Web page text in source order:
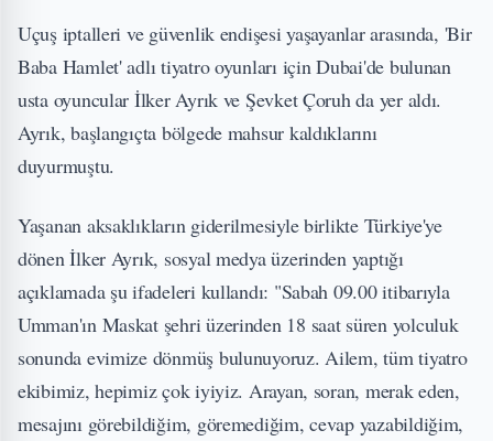
Uçuş iptalleri ve güvenlik endişesi yaşayanlar arasında, 'Bir
Baba Hamlet' adlı tiyatro oyunları için Dubai'de bulunan
usta oyuncular İlker Ayrık ve Şevket Çoruh da yer aldı.
Ayrık, başlangıçta bölgede mahsur kaldıklarını
duyurmuştu.
Yaşanan aksaklıkların giderilmesiyle birlikte Türkiye'ye
dönen İlker Ayrık, sosyal medya üzerinden yaptığı
açıklamada şu ifadeleri kullandı: "Sabah 09.00 itibarıyla
Umman'ın Maskat şehri üzerinden 18 saat süren yolculuk
sonunda evimize dönmüş bulunuyoruz. Ailem, tüm tiyatro
ekibimiz, hepimiz çok iyiyiz. Arayan, soran, merak eden,
mesajını görebildiğim, göremediğim, cevap yazabildiğim,